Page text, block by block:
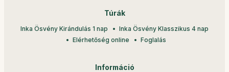
Túrák
Inka Ösvény Kirándulás 1 nap
Inka Ösvény Klasszikus 4 nap
Elérhetőség online
Foglalás
Információ